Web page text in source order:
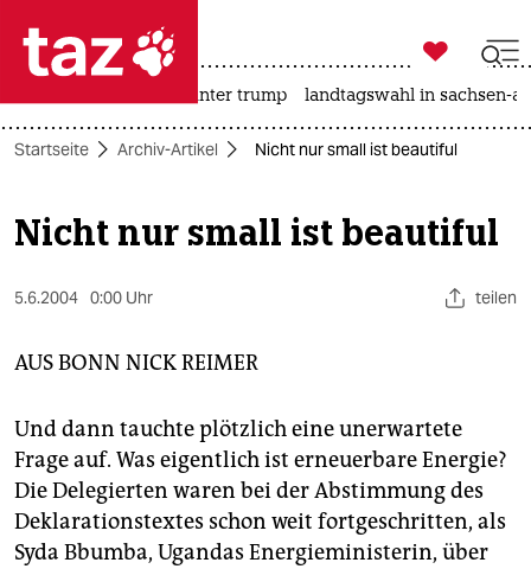
 taz zahl ich
taz zahl ich
themen
gesellschaft
kultur
sport
berlin

taz zahl ich
usa unter trump landtagswahl in sachsen-
Startseite Archiv-Artikel Nicht nur small ist beautiful
Nicht nur small ist beautiful
5.6.2004 0:00 Uhr teilen
AUS BONN NICK REIMER
Und dann tauchte plötzlich eine unerwartete
Frage auf. Was eigentlich ist erneuerbare Energie?
Die Delegierten waren bei der Abstimmung des
Deklarationstextes schon weit fortgeschritten, als
Syda Bbumba, Ugandas Energieministerin, über